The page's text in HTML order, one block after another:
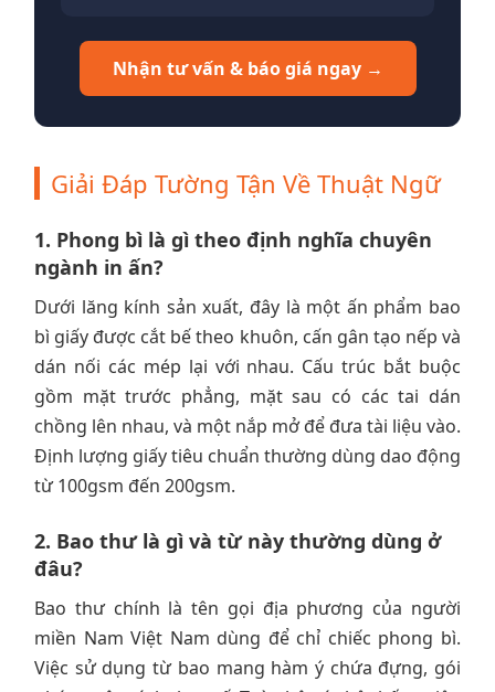
Nhận tư vấn & báo giá ngay →
Giải Đáp Tường Tận Về Thuật Ngữ
1. Phong bì là gì theo định nghĩa chuyên
ngành in ấn?
Dưới lăng kính sản xuất, đây là một ấn phẩm bao
bì giấy được cắt bế theo khuôn, cấn gân tạo nếp và
dán nối các mép lại với nhau. Cấu trúc bắt buộc
gồm mặt trước phẳng, mặt sau có các tai dán
chồng lên nhau, và một nắp mở để đưa tài liệu vào.
Định lượng giấy tiêu chuẩn thường dùng dao động
từ 100gsm đến 200gsm.
2. Bao thư là gì và từ này thường dùng ở
đâu?
Bao thư chính là tên gọi địa phương của người
miền Nam Việt Nam dùng để chỉ chiếc phong bì.
Việc sử dụng từ bao mang hàm ý chứa đựng, gói